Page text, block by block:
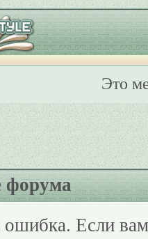
Это
Если